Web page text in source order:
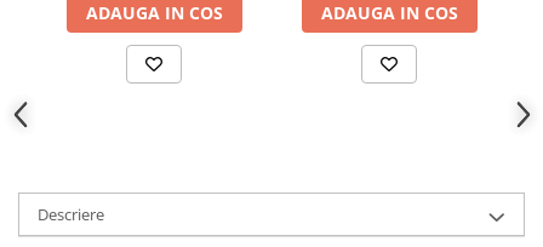
ADAUGA IN COS ADAUGA IN COS
Descriere